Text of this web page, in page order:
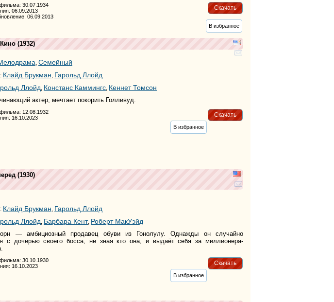
Скачать
30.07.1934
06.09.2013
06.09.2013
В избранное
(1932)
, Семейный
: Клайд Брукман, Гарольд Ллойд
Ллойд, Констанс Каммингс, Кеннет Томсон
актер, мечтает покорить Голливуд.
Скачать
12.08.1932
16.10.2023
В избранное
(1930)
: Клайд Брукман, Гарольд Ллойд
Ллойд, Барбара Кент, Роберт МакУэйд
— амбициозный продавец обуви из Гонолулу. Однажды он случайно
с дочерью своего босса, не зная кто она, и выдаёт себя за миллионера-
Скачать
30.10.1930
16.10.2023
В избранное